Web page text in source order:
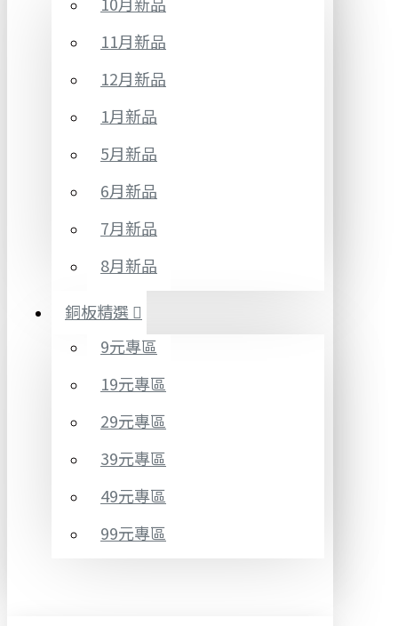
11月新品
12月新品
1月新品
5月新品
6月新品
7月新品
8月新品
銅板精選
9元專區
19元專區
29元專區
39元專區
49元專區
99元專區